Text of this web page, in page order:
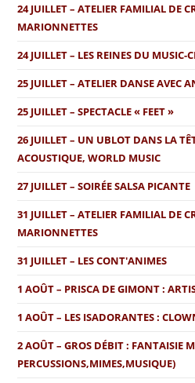
24 JUILLET – ATELIER FAMILIAL DE
MARIONNETTES
24 JUILLET – LES REINES DU MUSIC-
25 JUILLET – ATELIER DANSE AVEC
25 JUILLET – SPECTACLE « FEET »
26 JUILLET – UN UBLOT DANS LA
ACOUSTIQUE, WORLD MUSIC
27 JUILLET – SOIRÉE SALSA PICANTE
31 JUILLET – ATELIER FAMILIAL DE
MARIONNETTES
31 JUILLET – LES CONT'ANIMES
1 AOÛT – PRISCA DE GIMONT :
1 AOÛT – LES ISADORANTES :
2 AOÛT – GROS DÉBIT : FANTAISIE
PERCUSSIONS,MIMES,MUSIQUE)